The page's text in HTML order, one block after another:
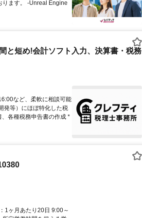
ります。 -Unreal Engine
と短め!会計ソフト入力、決算書・税務
など、柔軟に相談可能
発等）にほぼ特化した税
各種税務申告書の作成 *
1ヶ月あたり20日 9:00～